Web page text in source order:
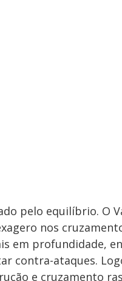
pelo equilíbrio. O
nos
em profundidade,
contra-ataques.
e cruzamento